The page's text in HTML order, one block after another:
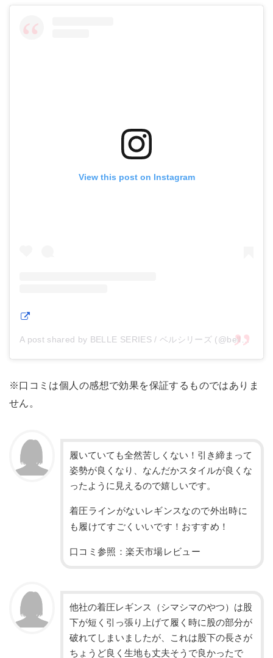
View this post on Instagram
A post shared by BELLE SERIES / ベルシリーズ (@belle_series)
※口コミは個人の感想で効果を保証するものではありま
せん。
履いていても全然苦しくない！引き締まって
姿勢が良くなり、なんだかスタイルが良くな
ったように見えるので嬉しいです。
着圧ラインがないレギンスなので外出時に
も履けてすごくいいです！おすすめ！
口コミ参照：楽天市場レビュー
他社の着圧レギンス（シマシマのやつ）は股
下が短く引っ張り上げて履く時に股の部分が
破れてしまいましたが、これは股下の長さが
ちょうど良く生地も丈夫そうで良かったで